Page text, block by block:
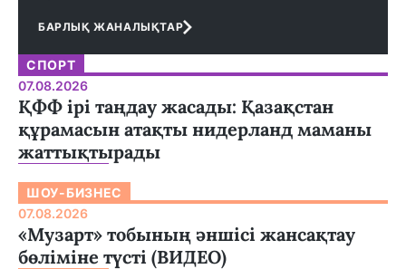
БАРЛЫҚ ЖАНАЛЫҚТАР
СПОРТ
07.08.2026
ҚФФ ірі таңдау жасады: Қазақстан
құрамасын атақты нидерланд маманы
жаттықтырады
ШОУ-БИЗНЕС
07.08.2026
«Музарт» тобының әншісі жансақтау
бөліміне түсті (ВИДЕО)